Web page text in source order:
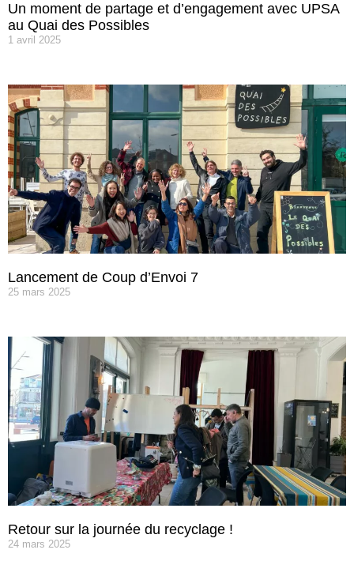
Un moment de partage et d’engagement avec UPSA
au Quai des Possibles
1 avril 2025
Lancement de Coup d’Envoi 7
25 mars 2025
Retour sur la journée du recyclage !
24 mars 2025